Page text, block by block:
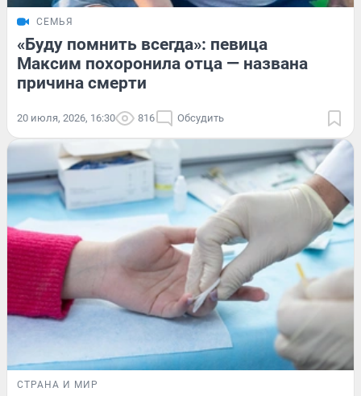
СЕМЬЯ
«Буду помнить всегда»: певица
Максим похоронила отца — названа
причина смерти
20 июля, 2026, 16:30 816 Обсудить
СТРАНА И МИР